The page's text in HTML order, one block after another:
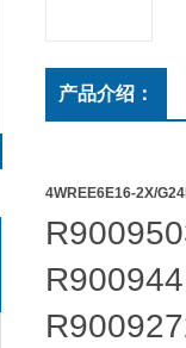
产品介绍：
4WREE6E16-2X/